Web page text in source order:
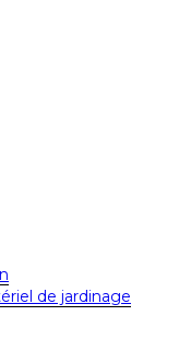
de jardinage